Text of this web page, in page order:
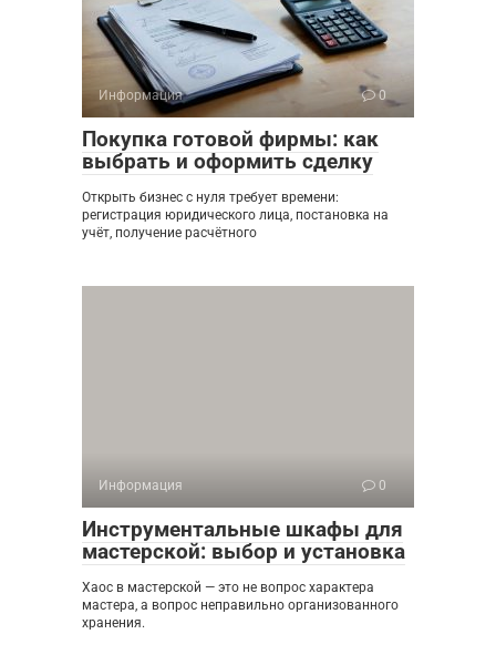
Информация 0
Покупка готовой фирмы: как
выбрать и оформить сделку
Открыть бизнес с нуля требует времени:
регистрация юридического лица, постановка на
учёт, получение расчётного
Информация 0
Инструментальные шкафы для
мастерской: выбор и установка
Хаос в мастерской — это не вопрос характера
мастера, а вопрос неправильно организованного
хранения.